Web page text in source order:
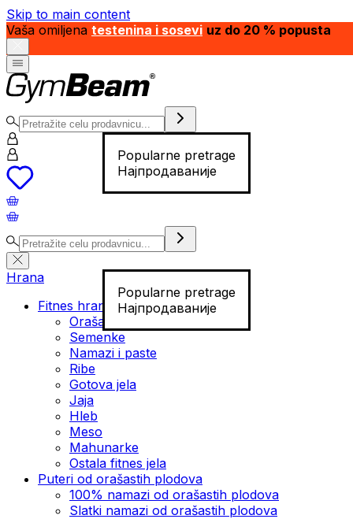
Skip to main content
Vaša omiljena testenina i sosevi uz do 20 % popusta
Popularne pretrage
Најпродаваније
Popularne pretrage
Најпродаваније
Hrana
Fitnes hrana
Orašasti plodovi
Semenke
Namazi i paste
Ribe
Gotova jela
Јаја
Hleb
Meso
Mahunarke
Ostala fitnes jela
Puteri od orašastih plodova
100% namazi od orašastih plodova
Slatki namazi od orašastih plodova